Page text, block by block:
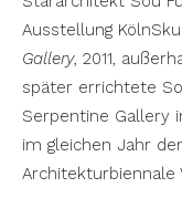
Ausstellung
Gallery, 2011,
später errichtete
Serpentine Gallery
im gleichen Jahr
Architekturbiennale